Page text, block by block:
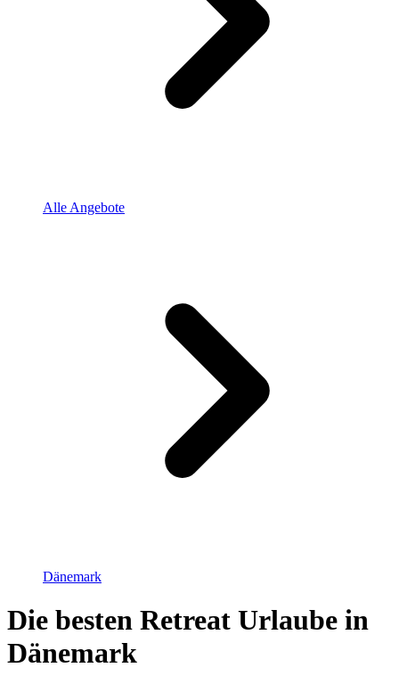
Alle Angebote
Dänemark
Die besten Retreat Urlaube in
Dänemark